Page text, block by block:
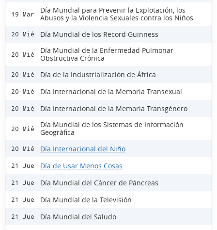
19 Mar
Día Mundial para Prevenir la Explotación, los
Abusos y la Violencia Sexuales contra los Niños
20 Mié Día Mundial de los Record Guinness
20 Mié
Día Mundial de la Enfermedad Pulmonar
Obstructiva Crónica
20 Mié Día de la Industrialización de África
20 Mié Día Internacional de la Memoria Transexual
20 Mié Día Internacional de la Memoria Transgénero
20 Mié
Día Mundial de los Sistemas de Información
Geográfica
20 Mié Día Internacional del Niño
21 Jue Día de Usar Menos Cosas
21 Jue Día Mundial del Cáncer de Páncreas
21 Jue Día Mundial de la Televisión
21 Jue Día Mundial del Saludo